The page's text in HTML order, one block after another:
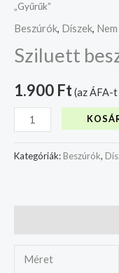
„Gyűrűk”
Beszúrók, Díszek,
Sziluett
1.900 Ft(az ÁFA-
mennyiség
Kategóriák: Beszúrók,
Méret